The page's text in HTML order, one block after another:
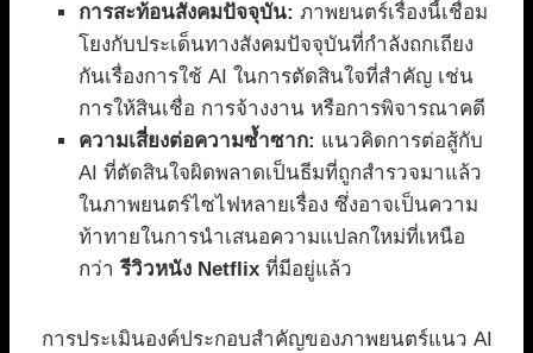
การสะท้อนสังคมปัจจุบัน: ภาพยนตร์เรื่องนี้เชื่อม
โยงกับประเด็นทางสังคมปัจจุบันที่กำลังถกเถียง
กันเรื่องการใช้ AI ในการตัดสินใจที่สำคัญ เช่น
การให้สินเชื่อ การจ้างงาน หรือการพิจารณาคดี
ความเสี่ยงต่อความซ้ำซาก: แนวคิดการต่อสู้กับ
AI ที่ตัดสินใจผิดพลาดเป็นธีมที่ถูกสำรวจมาแล้ว
ในภาพยนตร์ไซไฟหลายเรื่อง ซึ่งอาจเป็นความ
ท้าทายในการนำเสนอความแปลกใหม่ที่เหนือ
กว่ารีวิวหนัง Netflix ที่มีอยู่แล้ว
การประเมินองค์ประกอบสำคัญของภาพยนตร์แนว AI